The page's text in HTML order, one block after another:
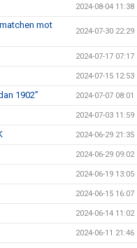
2024-08-04 11:38
mot
2024-07-30 22:29
2024-07-17 07:17
2024-07-15 12:53
1902” 2024-07-07 08:01
2024-07-03 11:59
2024-06-29 21:35
2024-06-29 09:02
2024-06-19 13:05
2024-06-15 16:07
2024-06-14 11:02
2024-06-11 21:46